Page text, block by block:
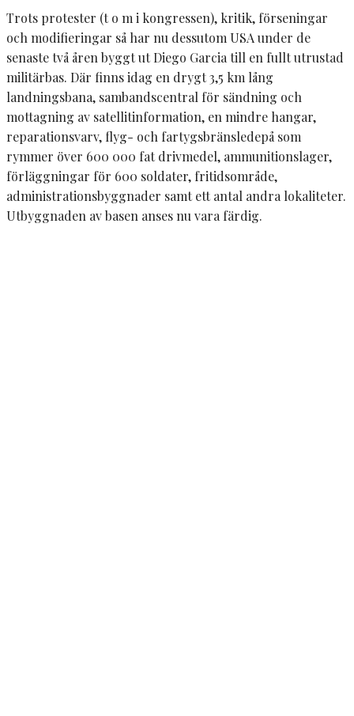
Trots protester (t o m i kongressen), kritik, förseningar
och modifieringar så har nu dessutom USA under de
senaste två åren byggt ut Diego Garcia till en fullt utrustad
militärbas. Där finns idag en drygt 3,5 km lång
landningsbana, sambandscentral för sändning och
mottagning av satellitinformation, en mindre hangar,
reparationsvarv, flyg- och fartygsbränsledepå som
rymmer över 600 000 fat drivmedel, ammunitionslager,
förläggningar för 600 soldater, fritidsområde,
administrationsbyggnader samt ett antal andra lokaliteter.
Utbyggnaden av basen anses nu vara färdig.